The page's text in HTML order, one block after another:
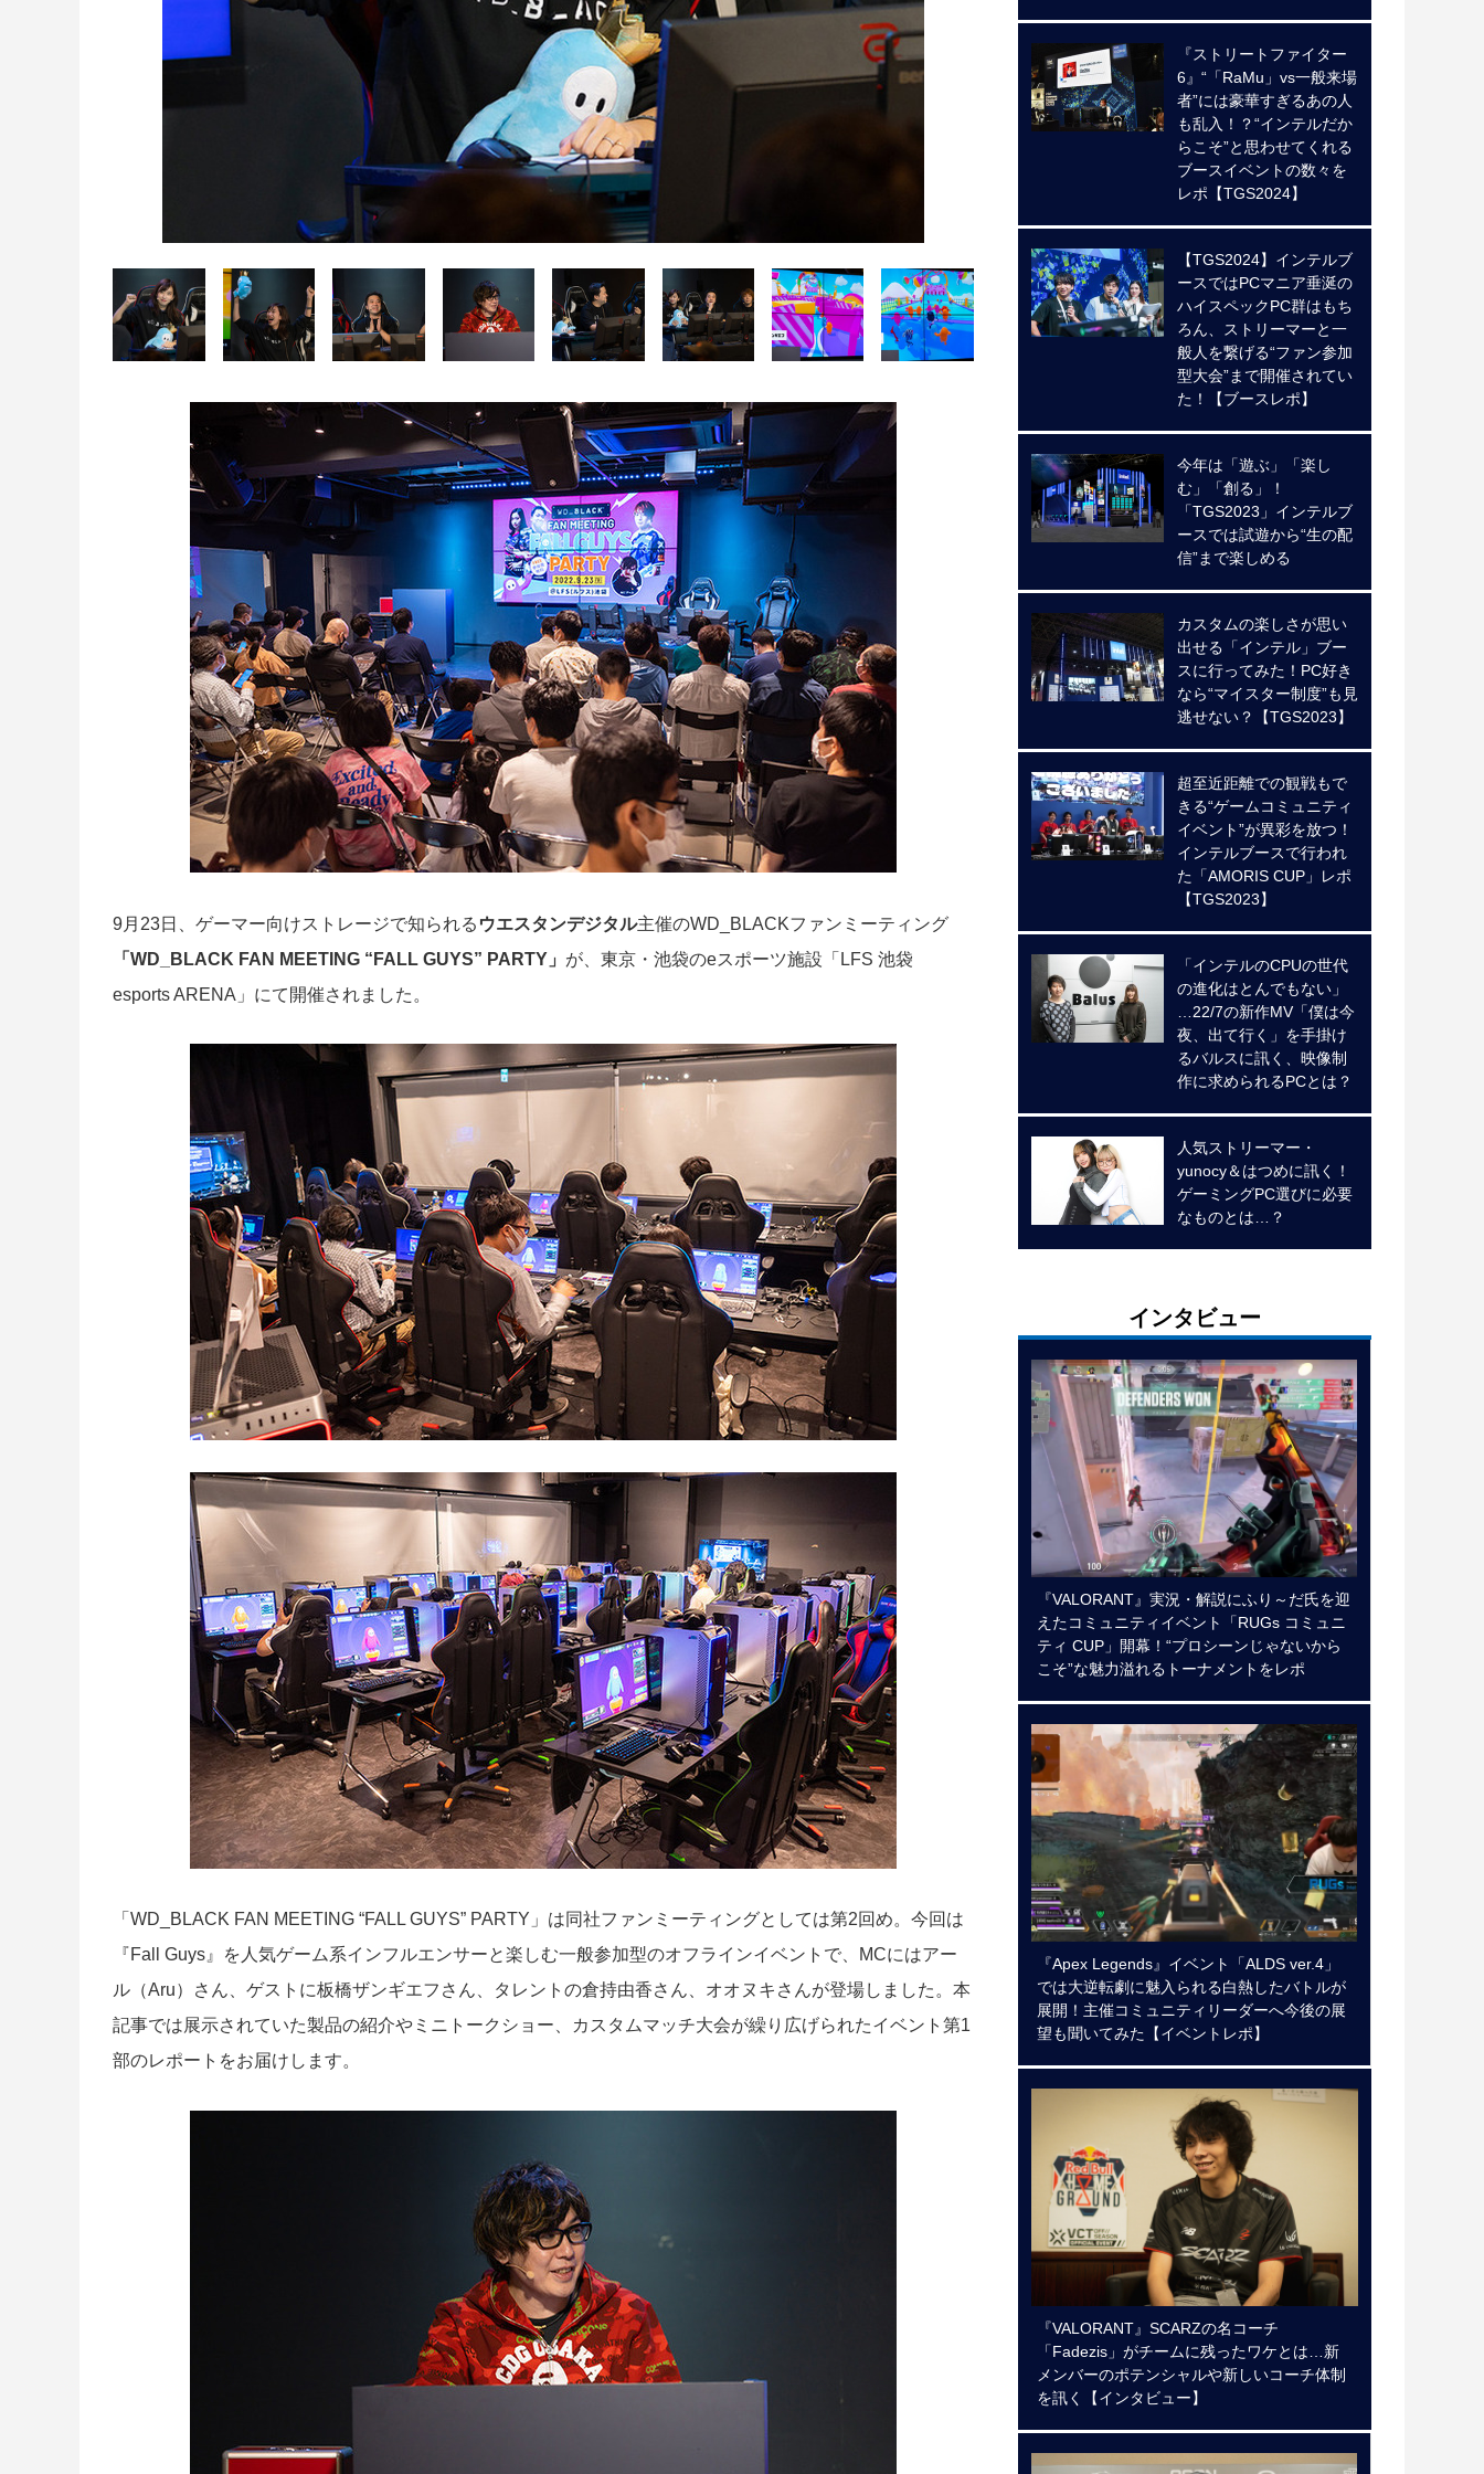
9月23日、ゲーマー向けストレージで知られる ウエスタンデジタル主催のWD_BLACKファンミーティング
「WD_BLACK FAN MEETING “FALL GUYS” PARTY」 が、東京・池袋のeスポーツ施設「LFS 池袋
esports ARENA」にて開催されました。
「WD_BLACK FAN MEETING “FALL GUYS” PARTY」は同社ファンミーティングとしては第2回め。今回は
『Fall Guys』を人気ゲーム系インフルエンサーと楽しむ一般参加型のオフラインイベントで、MCにはアー
ル（Aru）さん、ゲストに板橋ザンギエフさん、タレントの倉持由香さん、オオヌキさんが登場しました。本
記事では展示されていた製品の紹介やミニトークショー、カスタムマッチ大会が繰り広げられたイベント第1
部のレポートをお届けします。
『ストリートファイター
6』“「RaMu」vs一般来場
者”には豪華すぎるあの人
も乱入！？“インテルだか
らこそ”と思わせてくれる
ブースイベントの数々を
レポ【TGS2024】
【TGS2024】インテルブ
ースではPCマニア垂涎の
ハイスペックPC群はもち
ろん、ストリーマーと一
般人を繋げる“ファン参加
型大会”まで開催されてい
た！【ブースレポ】
今年は「遊ぶ」「楽し
む」「創る」！
「TGS2023」インテルブ
ースでは試遊から“生の配
信”まで楽しめる
カスタムの楽しさが思い
出せる「インテル」ブー
スに行ってみた！PC好き
なら“マイスター制度”も見
逃せない？【TGS2023】
超至近距離での観戦もで
きる“ゲームコミュニティ
イベント”が異彩を放つ！
インテルブースで行われ
た「AMORIS CUP」レポ
【TGS2023】
「インテルのCPUの世代
の進化はとんでもない」
…22/7の新作MV「僕は今
夜、出て行く」を手掛け
るバルスに訊く、映像制
作に求められるPCとは？
人気ストリーマー・
yunocy＆はつめに訊く！
ゲーミングPC選びに必要
なものとは…？
インタビュー
『VALORANT』実況・解説にふり～だ氏を迎
えたコミュニティイベント「RUGs コミュニ
ティ CUP」開幕！“プロシーンじゃないから
こそ”な魅力溢れるトーナメントをレポ
『Apex Legends』イベント「ALDS ver.4」
では大逆転劇に魅入られる白熱したバトルが
展開！主催コミュニティリーダーへ今後の展
望も聞いてみた【イベントレポ】
『VALORANT』SCARZの名コーチ
「Fadezis」がチームに残ったワケとは…新
メンバーのポテンシャルや新しいコーチ体制
を訊く【インタビュー】